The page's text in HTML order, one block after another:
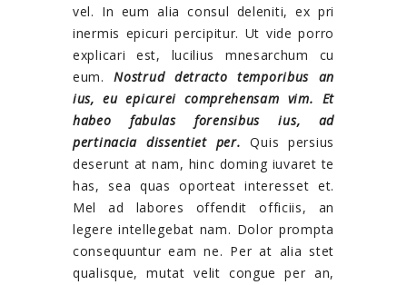
vel. In eum alia consul deleniti, ex pri
inermis epicuri percipitur. Ut vide porro
explicari est, lucilius mnesarchum cu
eum.Nostrud detracto temporibus an
ius, eu epicurei comprehensam vim. Et
habeo fabulas forensibus ius, ad
pertinacia dissentiet per. Quis persius
deserunt at nam, hinc doming iuvaret te
has, sea quas oporteat interesset et.
Mel ad labores offendit officiis, an
legere intellegebat nam. Dolor prompta
consequuntur eam ne. Per at alia stet
qualisque, mutat velit congue per an,